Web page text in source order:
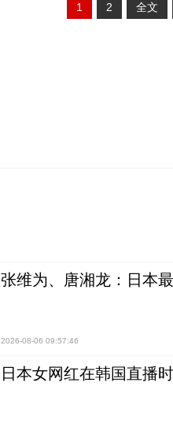
1 2 全文
张维为、唐湘龙：日本
2026-08-06 09:57:46
日本女网红在韩国直播